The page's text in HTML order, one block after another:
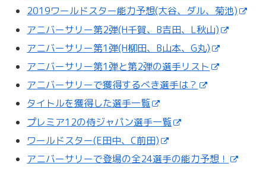
2019ワールドスター能力予想(大谷、ダル、菊池)
アニバーサリー第2弾(H千賀、B吉田、L秋山)
アニバーサリー第1弾(H柳田、B山本、G丸)
アニバーサリー第1弾と第2弾の選手リスト
アニバーサリーで獲得するべき選手は？
タイトルを獲得した選手一覧
プレミア12の侍ジャパン選手一覧
ワールドスター(E田中、C前田)
アニバーサリーで登場の全24選手の能力予想！